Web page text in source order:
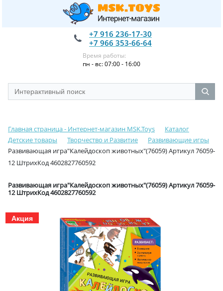
+7 916 236-17-30
+7 966 353-66-64
Время работы:
пн - вс: 07:00 - 16:00
Главная страница - Интернет-магазин MSK.Toys
Каталог
Детские товары
Творчество и Развитие
Развивающие игры
Развивающая игра"Калейдоскоп животных"(76059) Артикул 76059-
12 ШтрихКод 4602827760592
Развивающая игра"Калейдоскоп животных"(76059) Артикул 76059-
12 ШтрихКод 4602827760592
Акция